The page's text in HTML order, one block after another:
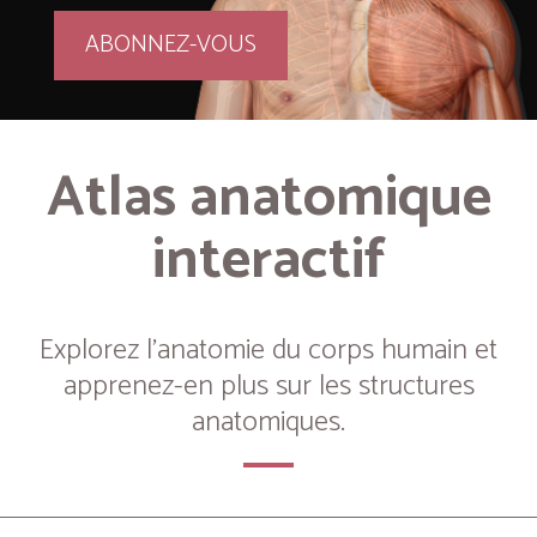
ABONNEZ-VOUS
Atlas anatomique
interactif
Explorez l’anatomie du corps humain et
apprenez-en plus sur les structures
anatomiques.